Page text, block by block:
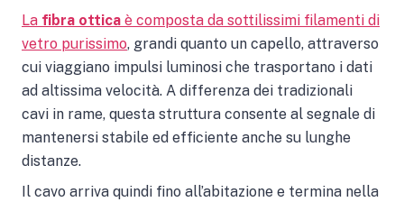
La fibra ottica è composta da sottilissimi filamenti di
vetro purissimo, grandi quanto un capello, attraverso
cui viaggiano impulsi luminosi che trasportano i dati
ad altissima velocità. A differenza dei tradizionali
cavi in rame, questa struttura consente al segnale di
mantenersi stabile ed efficiente anche su lunghe
distanze.
Il cavo arriva quindi fino all’abitazione e termina nella